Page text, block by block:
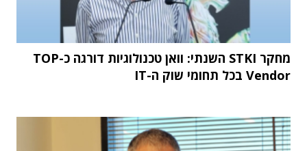
מחקר STKI השנתי: וואן טכנולוגיות דורגה כ-TOP
Vendor בכל תחומי שוק ה-IT